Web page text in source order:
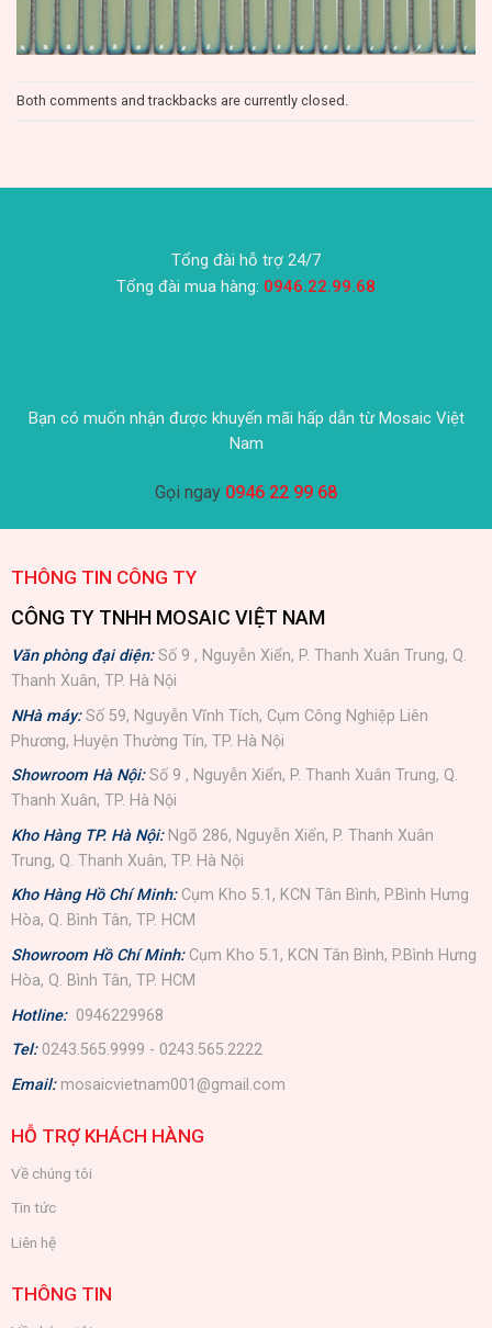
Both comments and trackbacks are currently closed.
Tổng đài hỗ trợ 24/7
Tổng đài mua hàng: 0946.22.99.68
Bạn có muốn nhận được khuyến mãi hấp dẫn từ Mosaic Việt
Nam
Gọi ngay 0946 22 99 68
THÔNG TIN CÔNG TY
CÔNG TY TNHH MOSAIC VIỆT NAM
Văn phòng đại diện:Số 9 , Nguyễn Xiển, P. Thanh Xuân Trung, Q.
Thanh Xuân, TP. Hà Nội
NHà máy: Số 59, Nguyễn Vĩnh Tích, Cụm Công Nghiệp Liên
Phương, Huyện Thường Tín, TP. Hà Nội
Showroom Hà Nội: Số 9 , Nguyễn Xiển, P. Thanh Xuân Trung, Q.
Thanh Xuân, TP. Hà Nội
Kho Hàng TP. Hà Nội: Ngõ 286, Nguyễn Xiển, P. Thanh Xuân
Trung, Q. Thanh Xuân, TP. Hà Nội
Kho Hàng Hồ Chí Minh: Cụm Kho 5.1, KCN Tân Bình, P.Bình Hưng
Hòa, Q. Bình Tân, TP. HCM
Showroom Hồ Chí Minh: Cụm Kho 5.1, KCN Tân Bình, P.Bình Hưng
Hòa, Q. Bình Tân, TP. HCM
Hotline: 0946229968
Tel: 0243.565.9999 - 0243.565.2222
Email: mosaicvietnam001@gmail.com
HỖ TRỢ KHÁCH HÀNG
Về chúng tôi
Tin tức
Liên hệ
THÔNG TIN